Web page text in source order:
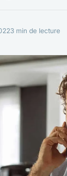
3 min de lecture